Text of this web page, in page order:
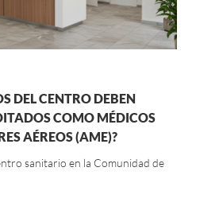
DEL CENTRO DEBEN
COMO MÉDICOS
AÉREOS (AME)?
sanitario en la Comunidad de